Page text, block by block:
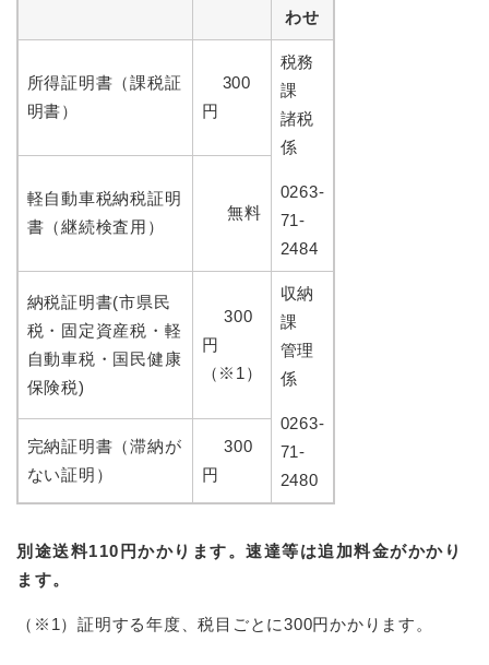
わせ
所得証明書（課税証
明書）
300
円
税務
課
諸税
係
0263-
71-
2484
軽自動車税納税証明
書（継続検査用）
無料
納税証明書(市県民
税・固定資産税・軽
自動車税・国民健康
保険税)
300
円
（※1）
収納
課
管理
係
0263-
71-
2480
完納証明書（滞納が
ない証明）
300
円
別途送料110円かかります。速達等は追加料金がかかり
ます。
（※1）証明する年度、税目ごとに300円かかります。